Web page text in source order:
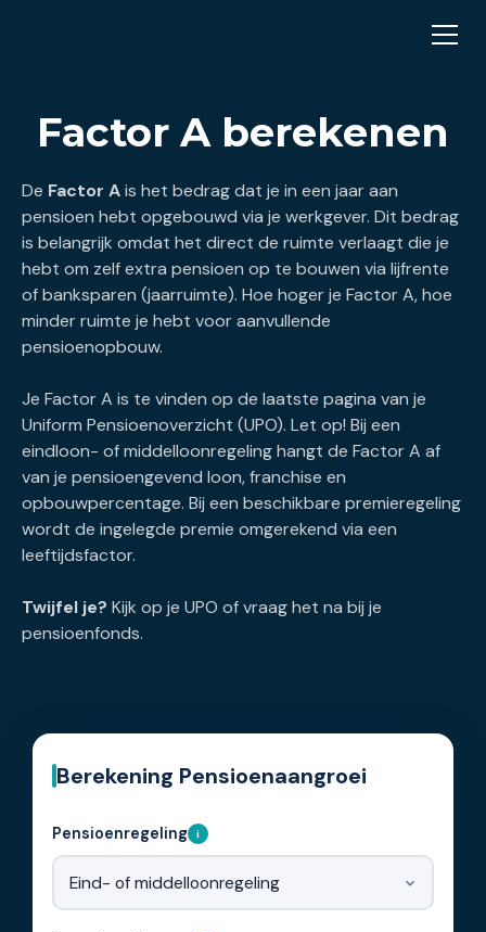
Factor A berekenen
De Factor Ais het bedrag dat je in een jaar aan
pensioen hebt opgebouwd via je werkgever. Dit bedrag
is belangrijk omdat het direct de ruimte verlaagt die je
hebt om zelf extra pensioen op te bouwen via lijfrente
of banksparen (jaarruimte). Hoe hoger je Factor A, hoe
minder ruimte je hebt voor aanvullende
pensioenopbouw.
Je Factor A is te vinden op de laatste pagina van je
Uniform Pensioenoverzicht (UPO). Let op! Bij een
eindloon- of middelloonregeling hangt de Factor A af
van je pensioengevend loon, franchise en
opbouwpercentage. Bij een beschikbare premieregeling
wordt de ingelegde premie omgerekend via een
leeftijdsfactor.
Twijfel je? Kijk op je UPO of vraag het na bij je
pensioenfonds.
Berekening Pensioenaangroei
Pensioenregeling i